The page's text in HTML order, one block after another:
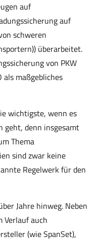
auf
auf
schweren
überarbeitet.
von PKW
als maßgebliches
wichtigste, wenn es
geht, denn insgesamt
Thema
sind zwar keine
Regelwerk für den
Jahre hinweg. Neben
Verlauf auch
(wie SpanSet),